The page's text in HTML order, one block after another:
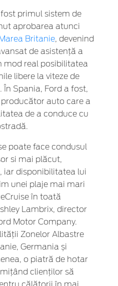
fost primul sistem de
aprobarea atunci
Britanie, devenind
de asistență a
mod real posibilitatea
libere la viteze de
Spania, Ford a fost,
auto care a
de a conduce cu
poate face condusul
si mai plăcut,
iar disponibilitatea lui
unei plaje mai mari
în toată
Lambrix, director
Motor Company.
Zonelor Albastre
Germania și
o piatră de hotar
clienților să